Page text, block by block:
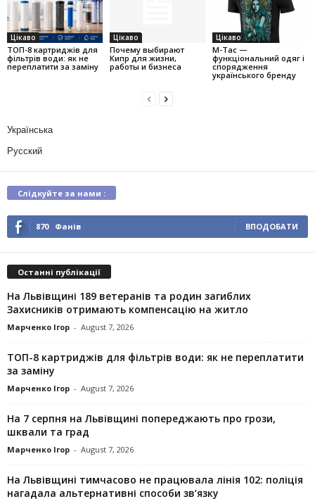
Цікаво
ТОП-8 картриджів для
фільтрів води: як не
переплатити за заміну
Цікаво
Почему выбирают
Кипр для жизни,
работы и бизнеса
Цікаво
M-Tac —
функціональний одяг і
спорядження
українського бренду
Українська
Русский
Слідкуйте за нами :
870 Фанів ВПОДОБАТИ
Останні публікації
На Львівщині 189 ветеранів та родин загиблих
Захисників отримають компенсацію на житло
Марченко Ігор - August 7, 2026
ТОП-8 картриджів для фільтрів води: як не переплатити
за заміну
Марченко Ігор - August 7, 2026
На 7 серпня на Львівщині попереджають про грози,
шквали та град
Марченко Ігор - August 7, 2026
На Львівщині тимчасово не працювала лінія 102: поліція
нагадала альтернативні способи зв’язку